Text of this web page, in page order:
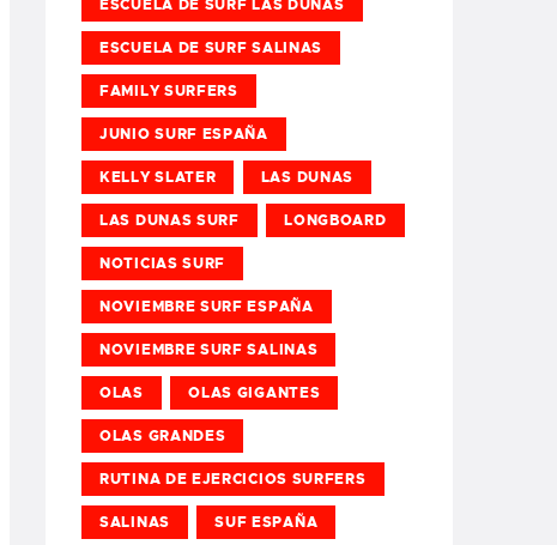
ESCUELA DE SURF LAS DUNAS
ESCUELA DE SURF SALINAS
FAMILY SURFERS
JUNIO SURF ESPAÑA
KELLY SLATER LAS DUNAS
LAS DUNAS SURF LONGBOARD
NOTICIAS SURF
NOVIEMBRE SURF ESPAÑA
NOVIEMBRE SURF SALINAS
OLAS OLAS GIGANTES
OLAS GRANDES
RUTINA DE EJERCICIOS SURFERS
SALINAS SUF ESPAÑA